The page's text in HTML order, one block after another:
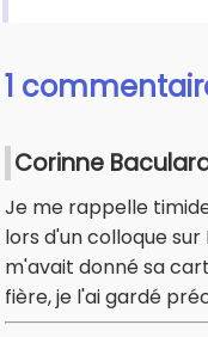
1
Corinne
Je me rappelle
lors d'un colloque
m'avait donné sa
fière, je l'ai gardé